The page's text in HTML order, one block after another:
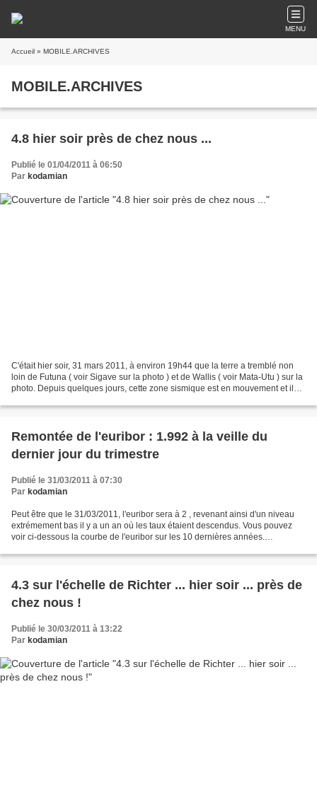
MENU
Accueil » MOBILE.ARCHIVES
MOBILE.ARCHIVES
4.8 hier soir près de chez nous ...
Publié le 01/04/2011 à 06:50
Par kodamian
C'était hier soir, 31 mars 2011, à environ 19h44 que la terre a tremblé non
loin de Futuna ( voir Sigave sur la photo ) et de Wallis ( voir Mata-Utu ) sur la
photo. Depuis quelques jours, cette zone sismique est en mouvement et il
Remontée de l'euribor : 1.992 à la veille du
dernier jour du trimestre
Publié le 31/03/2011 à 07:30
Par kodamian
Peut être que le 31/03/2011, l'euribor sera à 2 , revenant ainsi d'un niveau
extrémement bas il y a un an où les taux étaient descendus. Vous pouvez
voir ci-dessous la courbe de l'euribor sur les 10 dernières années.
form=OUI&mo=0&code=EU0009652809&choix_bourse_graf=exchange%3
m2=&mm3=&comp=0&indiceComp=1&codeComp=&choix_bourseComp=ex
4.3 sur l'échelle de Richter ... hier soir ... près de
chez nous !
Publié le 30/03/2011 à 13:22
Par kodamian